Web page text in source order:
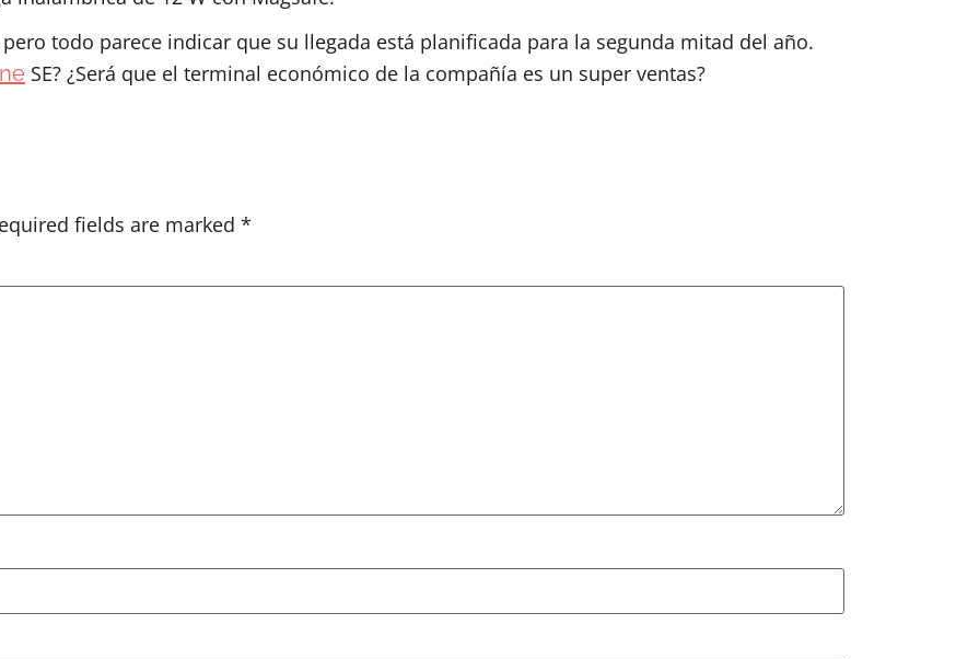
todo parece indicar que su llegada está planificada para la segunda mitad del año.
SE? ¿Será que el terminal económico de la compañía es un super ventas?
fields are marked *